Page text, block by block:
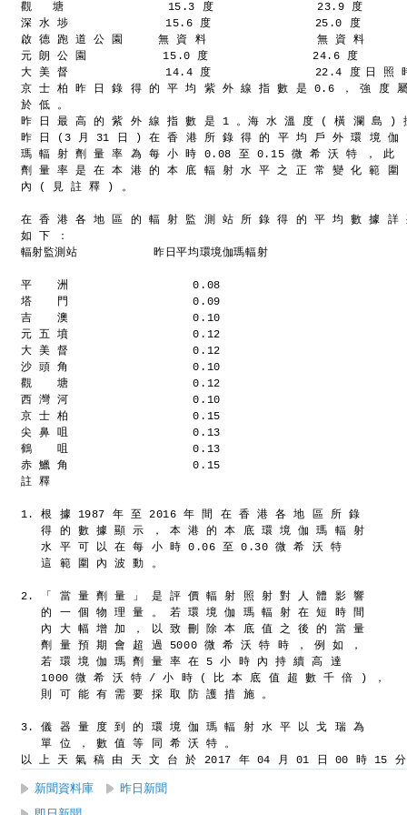
觀   塘               15.3 度               23.9 度
深 水 埗              15.6 度               25.0 度
啟 德 跑 道 公 園     無 資 料                無 資 料
元 朗 公 園           15.0 度               24.6 度
大 美 督              14.4 度               22.4 度 日 照
京 士 柏 昨 日 錄 得 的 平 均 紫 外 線 指 數 是 0.6 ， 強 度
於 低 。
昨 日 最 高 的 紫 外 線 指 數 是 1 。 海 水 溫 度 ( 橫 瀾 島 )
昨 日 (3 月 31 日 ) 在 香 港 所 錄 得 的 平 均 戶 外 環 境 伽
瑪 輻 射 劑 量 率 為 每 小 時 0.08 至 0.15 微 希 沃 特 ， 此
劑 量 率 是 在 本 港 的 本 底 輻 射 水 平 之 正 常 變 化 範 圍
內 ( 見 註 釋 ) 。
在 香 港 各 地 區 的 輻 射 監 測 站 所 錄 得 的 平 均 數 據 詳
如 下 ：
輻射監測站           昨日平均環境伽瑪輻射
平  　洲                  0.08
塔  　門                  0.09
吉　  澳                  0.10
元 五 墳                  0.12
大 美 督                  0.12
沙 頭 角                  0.10
觀  　塘                  0.12
西 灣 河                  0.10
京 士 柏                  0.15
尖 鼻 咀                  0.13
鶴  　咀                  0.13
赤 鱲 角                  0.15
註 釋
1. 根 據 1987 年 至 2016 年 間 在 香 港 各 地 區 所 錄
得 的 數 據 顯 示 ， 本 港 的 本 底 環 境 伽 瑪 輻 射
水 平 可 以 在 每 小 時 0.06 至 0.30 微 希 沃 特
這 範 圍 內 波 動 。
2. 「 當 量 劑 量 」 是 評 價 輻 射 照 射 對 人 體 影 響
的 一 個 物 理 量 。 若 環 境 伽 瑪 輻 射 在 短 時 間
內 大 幅 增 加 ， 以 致 刪 除 本 底 值 之 後 的 當 量
劑 量 預 期 會 超 過 5000 微 希 沃 特 時 ， 例 如 ，
若 環 境 伽 瑪 劑 量 率 在 5 小 時 內 持 續 高 達
1000 微 希 沃 特 / 小 時 ( 比 本 底 值 超 數 千 倍 ) ，
則 可 能 有 需 要 採 取 防 護 措 施 。
3. 儀 器 量 度 到 的 環 境 伽 瑪 輻 射 水 平 以 戈 瑞 為
單 位 ， 數 值 等 同 希 沃 特 。
以 上 天 氣 稿 由 天 文 台 於 2017 年 04 月 01 日 00 時 15
新聞資料庫
昨日新聞